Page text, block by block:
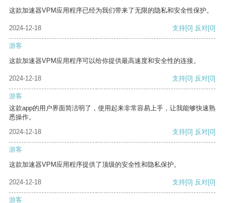
这款加速器VPM应用程序已经为我们带来了无限的隐私和安全性保护。
2024-12-18 支持[0] 反对[0]
游客
这款加速器VPM应用程序可以给你提供最高速度和安全性的连接。
2024-12-18 支持[0] 反对[0]
游客
这款app的用户界面简洁明了，使用起来非常容易上手，让我能够快速熟
悉操作。
2024-12-18
支持[0] 反对[0]
游客
这款加速器VPM应用程序提供了顶级的安全性和隐私保护。
2024-12-18 支持[0] 反对[0]
游客